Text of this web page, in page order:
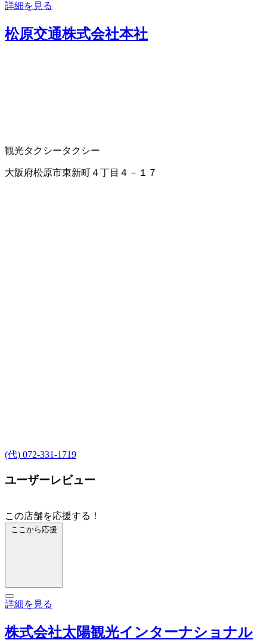
詳細を見る
松原交通株式会社本社
観光タクシータクシー
大阪府松原市東新町４丁目４－１７
(代) 072-331-1719
ユーザーレビュー
この店舗を応援する！
ここから応援
詳細を見る
株式会社太陽観光インターナショナル